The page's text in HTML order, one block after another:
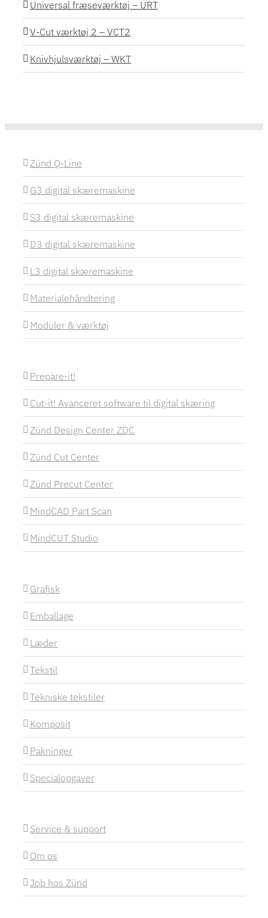
Universal fræseværktøj – URT
V-Cut værktøj 2 – VCT2
Knivhjulsværktøj – WKT
Zünd Q-Line
G3 digital skæremaskine
S3 digital skæremaskine
D3 digital skæremaskine
L3 digital skæremaskine
Materialehåndtering
Moduler & værktøj
Prepare-it!
Cut-it! Avanceret software til digital skæring
Zünd Design Center ZDC
Zünd Cut Center
Zünd Precut Center
MindCAD Part Scan
MindCUT Studio
Grafisk
Emballage
Læder
Tekstil
Tekniske tekstiler
Komposit
Pakninger
Specialopgaver
Service & support
Om os
Job hos Zünd